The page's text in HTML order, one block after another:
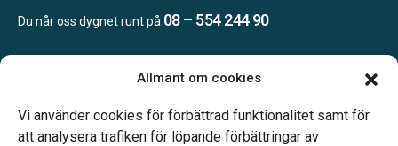
Allmänt om cookies
Vi använder cookies för förbättrad funktionalitet samt för
att analysera trafiken för löpande förbättringar av
Du når oss dygnet runt på 08 – 554 244 90
Mån & Ons: 13.30 – 16.30
Annan tid efter överenskommelse